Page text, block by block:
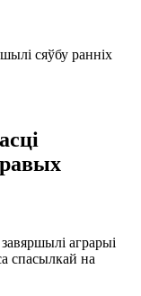
сяўбу ранніх
аграрыі
спасылкай на